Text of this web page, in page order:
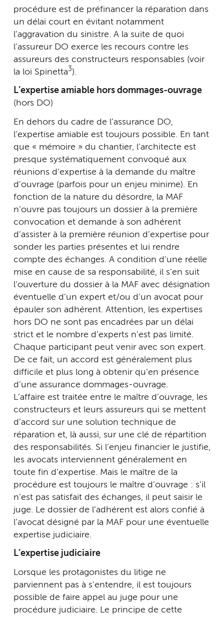
procédure est de préfinancer la réparation dans
un délai court en évitant notamment
l’aggravation du sinistre. A la suite de quoi
l’assureur DO exerce les recours contre les
assureurs des constructeurs responsables (voir
la loi Spinetta3).
L’expertise amiable hors dommages-ouvrage
(hors DO)
En dehors du cadre de l’assurance DO,
l’expertise amiable est toujours possible. En tant
que « mémoire » du chantier, l’architecte est
presque systématiquement convoqué aux
réunions d’expertise à la demande du maître
d’ouvrage (parfois pour un enjeu minime). En
fonction de la nature du désordre, la MAF
n’ouvre pas toujours un dossier à la première
convocation et demande à son adhérent
d’assister à la première réunion d’expertise pour
sonder les parties présentes et lui rendre
compte des échanges. A condition d’une réelle
mise en cause de sa responsabilité, il s’en suit
l’ouverture du dossier à la MAF avec désignation
éventuelle d’un expert et/ou d’un avocat pour
épauler son adhérent. Attention, les expertises
hors DO ne sont pas encadrées par un délai
strict et le nombre d’experts n’est pas limité.
Chaque participant peut venir avec son expert.
De ce fait, un accord est généralement plus
difficile et plus long à obtenir qu’en présence
d’une assurance dommages-ouvrage.
L’affaire est traitée entre le maître d’ouvrage, les
constructeurs et leurs assureurs qui se mettent
d’accord sur une solution technique de
réparation et, là aussi, sur une clé de répartition
des responsabilités. Si l’enjeu financier le justifie,
les avocats interviennent généralement en
toute fin d’expertise. Mais le maître de la
procédure est toujours le maître d’ouvrage : s’il
n’est pas satisfait des échanges, il peut saisir le
juge. Le dossier de l’adhérent est alors confié à
l’avocat désigné par la MAF pour une éventuelle
expertise judiciaire.
L’expertise judiciaire
Lorsque les protagonistes du litige ne
parviennent pas à s’entendre, il est toujours
possible de faire appel au juge pour une
procédure judiciaire. Le principe de cette